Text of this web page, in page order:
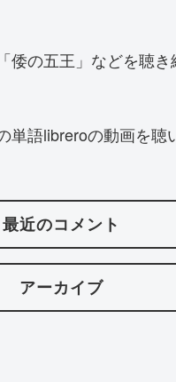
倭の五王」などを聴き
単語libreroの動画を聴
最近のコメント
アーカイブ